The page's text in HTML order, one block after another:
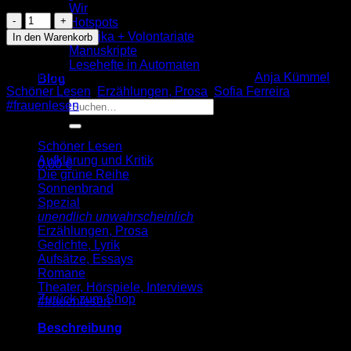
Wir
Hotspots
Praktika + Volontariate
Manuskripte
Lesehefte in Automaten
Blog
Suche
nach:
0,00€
Warenkorb
Es befinden sich keine Produkte im Warenkorb.
Zurück zum Shop
Anja
Kümmel:
Schimmernder
über
Perelín
(SL
In den Warenkorb
Artikelnummer: Anja Kümmel
Schöner Lesen
Erzählungen, Prosa Sofia Ferreira
#frauenlesen
Schöner Lesen
Aufklärung und Kritik
Die grüne Reihe
Sonnenbrand
Spezial
unendlich unwahrscheinlich
Erzählungen, Prosa
Gedichte, Lyrik
Aufsätze, Essays
Romane
Theater, Hörspiele, Interviews
#frauenlesen
Beschreibung